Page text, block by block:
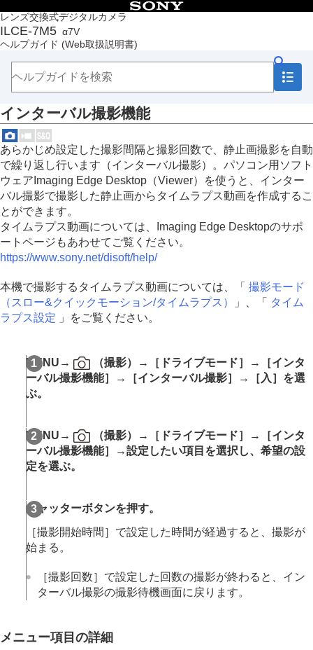
レンズ交換式デジタルカメラ
ILCE-7M5 α7V
ヘルプガイド (Web取扱説明書)
目次
トップページ
ヘルプガイドの使いかた
本体と付属品を確認する
本機の基本操作
準備/基本的な撮影
MENU一覧から機能を探す
撮影機能を活用する
この章の目次
撮影モードを選ぶ
自分撮り動画やVlog撮影に便利な機能
フォーカス（ピント）を合わせる
被写体認識AF
フォーカス機能を使う
露出/測光を調整する
ホワイトバランス
Log撮影の設定
画像に効果を加える
インターバル撮影機能
より高画質の静止画を撮影する
ズームする
フラッシュを使う
手ブレを補正する
撮影中の画面表示を設定する
動画を撮影しながら静止画を切り出す
TC/UB設定
カメラをカスタマイズする
再生する
スマートフォンでできること
パソコンでできること
インターバル撮影機能
あらかじめ設定した撮影間隔と撮影回数で、静止画撮影を自動
で繰り返し行います（インターバル撮影）。パソコン用ソフト
ウェアImaging Edge Desktop（Viewer）を使うと、インター
バル撮影で撮影した静止画からタイムラプス動画を作成するこ
とができます。
タイムラプス動画については、Imaging Edge Desktopのサポ
ートページもあわせてご覧ください。
https://www.sony.net/disoft/help/
本機で撮影するタイムラプス動画については、「 撮影モード
（スロー&クイックモーション/タイムラプス）
」、「
タイム
ラプス設定
」をご覧ください。
MENU → （撮影）→ ［ドライブモード］ →
［インタ
ーバル撮影機能］
→ ［インターバル撮影］ → ［入］ を選
ぶ。
MENU → （撮影）→ ［ドライブモード］ →
［インタ
ーバル撮影機能］
→設定したい項目を選択し、希望の設
定を選ぶ。
シャッターボタンを押す。
［撮影開始時間］ で設定した時間が経過すると、撮影が
始まる。
［撮影回数］ で設定した回数の撮影が終わると、イン
ターバル撮影の撮影待機画面に戻ります。
メニュー項目の詳細